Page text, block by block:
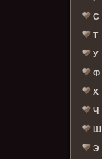
С
Т
У
Ф
Х
Ч
Ш
Э